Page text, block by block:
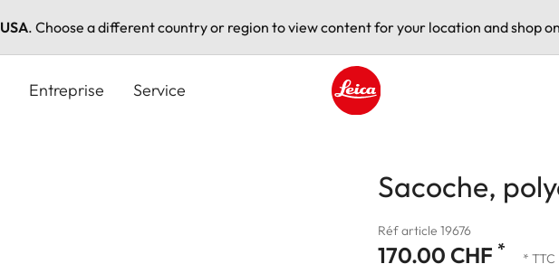
USA. Choose a different country or region to view content for your location and shop
Entreprise Service
Sacoche,
Réf article 19676
170.00 CHF * * TTC